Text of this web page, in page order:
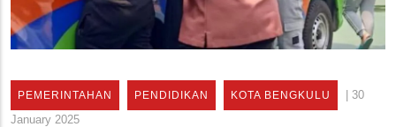
PEMERINTAHAN PENDIDIKAN KOTA BENGKULU
30
January 2025